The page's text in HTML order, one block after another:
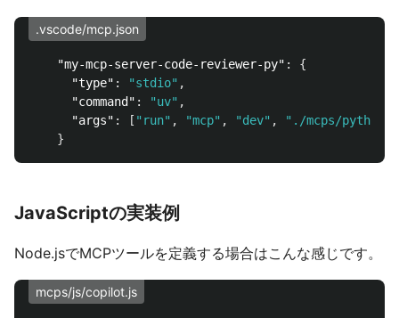
.vscode/mcp.json
"my-mcp-server-code-reviewer-py" :
{
"type" : "stdio" ,
"command" : "uv" ,
"args" : [ "run" , "mcp" , "dev" ,
"./mcps/
}
JavaScriptの実装例
Node.jsでMCPツールを定義する場合はこんな感じです。
mcps/js/copilot.js